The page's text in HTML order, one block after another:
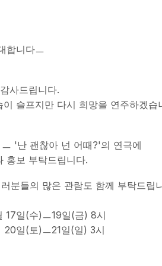
합니다ㅡ
사드립니다.
슬프지만 다시 희망을 연주하겠습
'난 괜찮아 넌 어때?'의 연극에
홍보 부탁드립니다.
분들의 많은 관람도 함께 부탁드립
일(수)ㅡ19일(금) 8시
21일(일) 3시